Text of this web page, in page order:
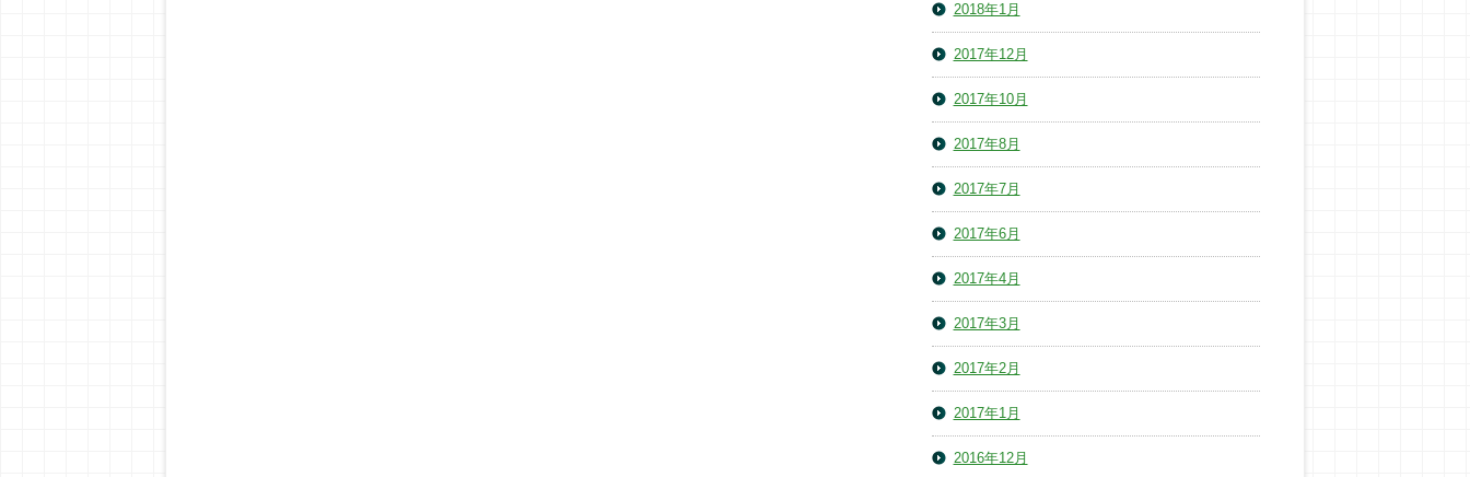
2018年1月
2017年12月
2017年10月
2017年8月
2017年7月
2017年6月
2017年4月
2017年3月
2017年2月
2017年1月
2016年12月